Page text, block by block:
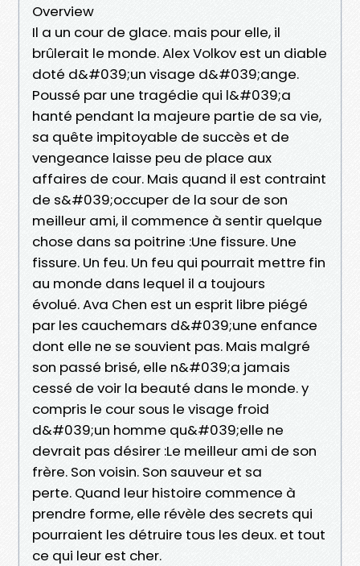
Overview
Il a un cour de glace. mais pour elle, il
brûlerait le monde. Alex Volkov est un diable
doté d&#039;un visage d&#039;ange.
Poussé par une tragédie qui l&#039;a
hanté pendant la majeure partie de sa vie,
sa quête impitoyable de succès et de
vengeance laisse peu de place aux
affaires de cour. Mais quand il est contraint
de s&#039;occuper de la sour de son
meilleur ami, il commence à sentir quelque
chose dans sa poitrine :Une fissure. Une
fissure. Un feu. Un feu qui pourrait mettre fin
au monde dans lequel il a toujours
évolué. Ava Chen est un esprit libre piégé
par les cauchemars d&#039;une enfance
dont elle ne se souvient pas. Mais malgré
son passé brisé, elle n&#039;a jamais
cessé de voir la beauté dans le monde. y
compris le cour sous le visage froid
d&#039;un homme qu&#039;elle ne
devrait pas désirer :Le meilleur ami de son
frère. Son voisin. Son sauveur et sa
perte. Quand leur histoire commence à
prendre forme, elle révèle des secrets qui
pourraient les détruire tous les deux. et tout
ce qui leur est cher.